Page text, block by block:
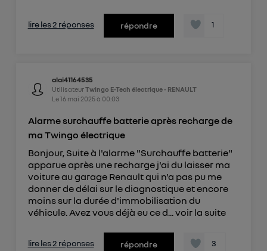
lire les 2 réponses répondre 1
alai41164535
UtilisateurTwingo E-Tech électrique - RENAULT
Le16 mai 2025à 00:03
Alarme surchauffe batterie après recharge de
ma Twingo électrique
Bonjour, Suite à l'alarme "Surchauffe batterie"
apparue après une recharge j'ai du laisser ma
voiture au garage Renault qui n'a pas pu me
donner de délai sur le diagnostique et encore
moins sur la durée d'immobilisation du
véhicule. Avez vous déjà eu ce d... voir la suite
lire les 2 réponses répondre 3